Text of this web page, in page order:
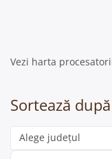
Vezi harta
Sortează
Categorie